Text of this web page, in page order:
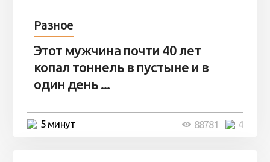
Разное
Этот мужчина почти 40 лет
копал тоннель в пустыне и в
один день ...
5 минут 4
88781